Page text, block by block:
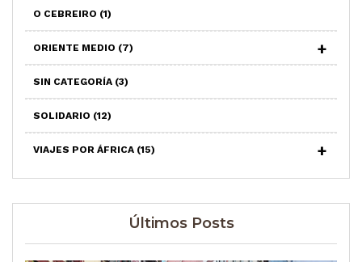
O CEBREIRO (1)
ORIENTE MEDIO (7)
SIN CATEGORÍA (3)
SOLIDARIO (12)
VIAJES POR ÁFRICA (15)
Últimos Posts